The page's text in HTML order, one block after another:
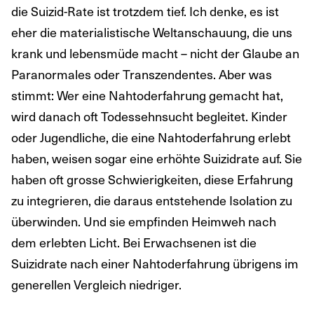
die Suizid-Rate ist trotzdem tief. Ich denke, es ist
eher die materialistische Weltanschauung, die uns
krank und lebensmüde macht – nicht der Glaube an
Paranormales oder Transzendentes. Aber was
stimmt: Wer eine Nahtoderfahrung gemacht hat,
wird danach oft Todessehnsucht begleitet. Kinder
oder Jugendliche, die eine Nahtoderfahrung erlebt
haben, weisen sogar eine erhöhte Suizidrate auf. Sie
haben oft grosse Schwierigkeiten, diese Erfahrung
zu integrieren, die daraus entstehende Isolation zu
überwinden. Und sie empfinden Heimweh nach
dem erlebten Licht. Bei Erwachsenen ist die
Suizidrate nach einer Nahtoderfahrung übrigens im
generellen Vergleich niedriger.